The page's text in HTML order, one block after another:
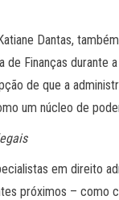
Dantas,
de Finanças durante
de que a
um núcleo de
em direito
próximos – como